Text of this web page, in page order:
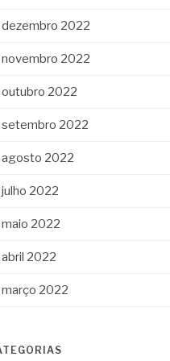
dezembro 2022
novembro 2022
outubro 2022
setembro 2022
agosto 2022
julho 2022
maio 2022
abril 2022
março 2022